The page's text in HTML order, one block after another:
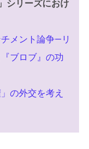
シリーズにおけ
メント論争—リ
ブロブ』の功
の外交を考え